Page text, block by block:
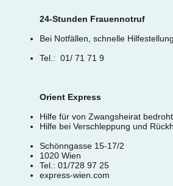
24-Stunden Frauennotruf
Bei Notfällen, schnelle
Tel.: 01/ 71 71 9
Orient Express
Hilfe für von Zwangsheirat
Hilfe bei Verschleppung und
Schönngasse 15-17/2
1020 Wien
Tel.: 01/728 97 25
express-wien.com